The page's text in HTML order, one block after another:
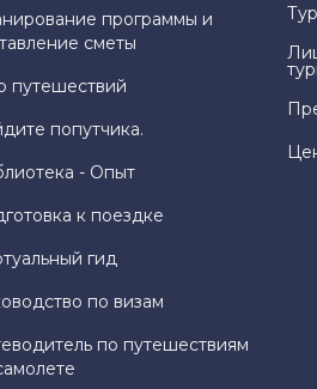
программы и
сметы
путешествий
попутчика.
- Опыт
к поездке
гид
по визам
по путешествиям